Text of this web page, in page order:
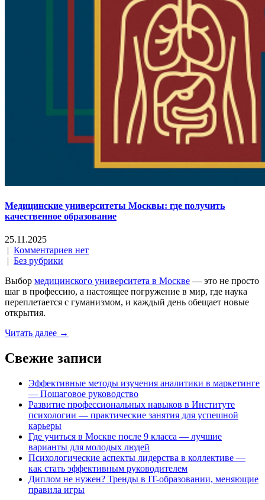
Медицинские университеты Москвы: где получить
качественное образование
25.11.2025
| Комментариев нет
| Без рубрики
Выбор медицинского университета в Москве — это не просто
шаг в профессию, а настоящее погружение в мир, где наука
переплетается с гуманизмом, и каждый день обещает новые
открытия.
Читать далее →
Свежие записи
Эффективные методы изучения аналитики в маркетинге
— Пошаговое руководство
Развитие профессиональных навыков в Институте
психологии — практические занятия для успешной
карьеры
Где учиться в Москве после 9 класса — лучшие
варианты для молодых людей
Психологические аспекты лидерства в коллективе —
как стать эффективным руководителем
Диплом не нужен? Тренды в IT-образовании, меняющие
правила игры